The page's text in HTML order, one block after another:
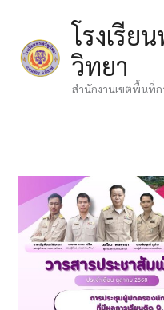
content
โรงเรีย
วิทยา
สำนักงานเขตพื้นที่